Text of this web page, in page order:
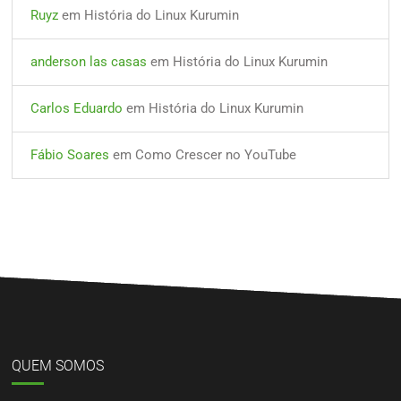
Ruyz em História do Linux Kurumin
anderson las casas em História do Linux Kurumin
Carlos Eduardo em História do Linux Kurumin
Fábio Soares em Como Crescer no YouTube
QUEM SOMOS